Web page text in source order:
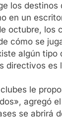
los
en un
octubre, los
cómo se
algún
directivos
le
agregó
se abrirá